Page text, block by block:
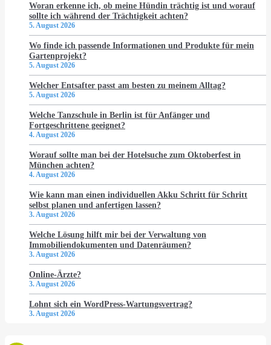
Woran erkenne ich, ob meine Hündin trächtig ist und worauf
sollte ich während der Trächtigkeit achten?
5. August 2026
Wo finde ich passende Informationen und Produkte für mein
Gartenprojekt?
5. August 2026
Welcher Entsafter passt am besten zu meinem Alltag?
5. August 2026
Welche Tanzschule in Berlin ist für Anfänger und
Fortgeschrittene geeignet?
4. August 2026
Worauf sollte man bei der Hotelsuche zum Oktoberfest in
München achten?
4. August 2026
Wie kann man einen individuellen Akku Schritt für Schritt
selbst planen und anfertigen lassen?
3. August 2026
Welche Lösung hilft mir bei der Verwaltung von
Immobiliendokumenten und Datenräumen?
3. August 2026
Online-Ärzte?
3. August 2026
Lohnt sich ein WordPress-Wartungsvertrag?
3. August 2026